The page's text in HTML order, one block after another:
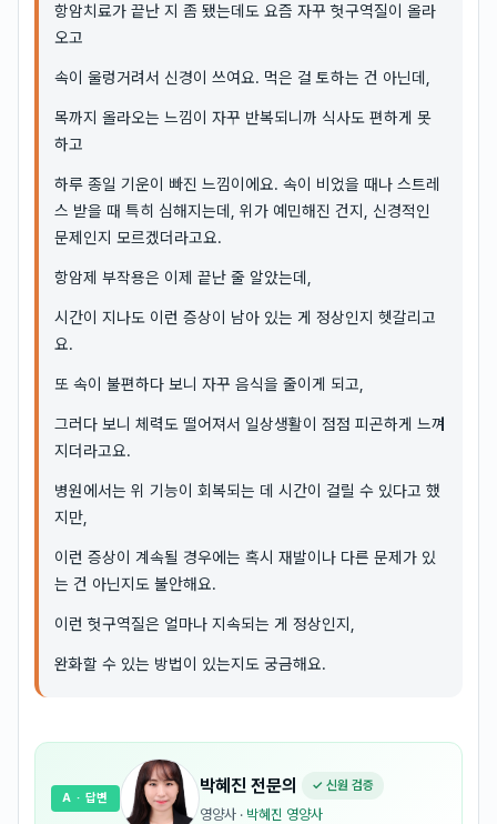
항암치료가 끝난 지 좀 됐는데도 요즘 자꾸 헛구역질이 올라
오고
속이 울렁거려서 신경이 쓰여요. 먹은 걸 토하는 건 아닌데,
목까지 올라오는 느낌이 자꾸 반복되니까 식사도 편하게 못
하고
하루 종일 기운이 빠진 느낌이에요. 속이 비었을 때나 스트레
스 받을 때 특히 심해지는데, 위가 예민해진 건지, 신경적인
문제인지 모르겠더라고요.
항암제 부작용은 이제 끝난 줄 알았는데,
시간이 지나도 이런 증상이 남아 있는 게 정상인지 헷갈리고
요.
또 속이 불편하다 보니 자꾸 음식을 줄이게 되고,
그러다 보니 체력도 떨어져서 일상생활이 점점 피곤하게 느껴
지더라고요.
병원에서는 위 기능이 회복되는 데 시간이 걸릴 수 있다고 했
지만,
이런 증상이 계속될 경우에는 혹시 재발이나 다른 문제가 있
는 건 아닌지도 불안해요.
이런 헛구역질은 얼마나 지속되는 게 정상인지,
완화할 수 있는 방법이 있는지도 궁금해요.
박혜진 전문의 ✓ 신원 검증
영양사 · 박혜진 영양사
A · 답변